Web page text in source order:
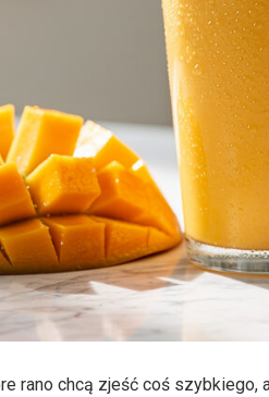
rano chcą zjeść coś szybkiego,